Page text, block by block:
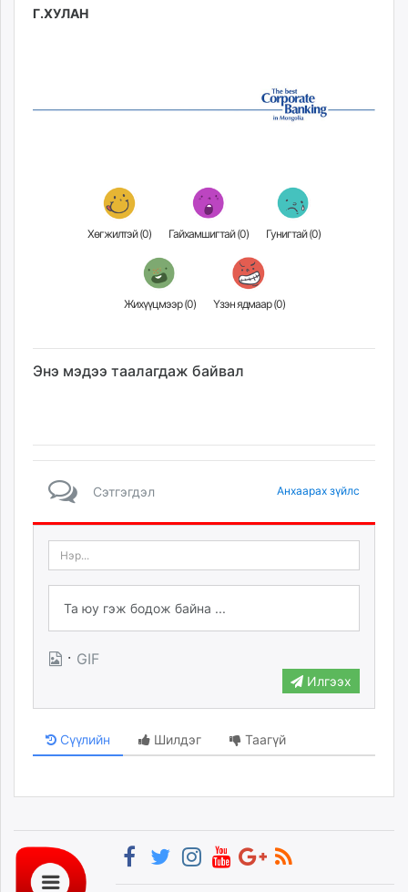
Г.ХУЛАН
Хөгжилтэй (0) Гайхамшигтай (0) Гунигтай (0)
Жихүүцмээр (0) Үзэн ядмаар (0)
Энэ мэдээ таалагдаж байвал
Сэтгэгдэл Анхаарах зүйлс
· GIF
Илгээх
Сүүлийн Шилдэг Таагүй